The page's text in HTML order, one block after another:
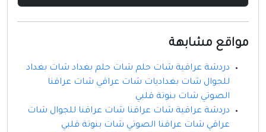
مواقع مشابهة
دردشة عراقية شات حلم شات حلم بغداد شات بغداد
للجوال شات بغداديات شات عراقي شات عراقنا
الصوتي شات بنوتة قلبي
دردشة عراقية شات عراقنا شات عراقنا للجوال شات
عراقي شات عراقنا الصوتي شات بنوتة قلبي